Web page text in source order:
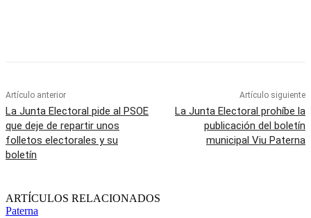
Artículo anterior
La Junta Electoral pide al PSOE
que deje de repartir unos
folletos electorales y su
boletín
Artículo siguiente
La Junta Electoral prohíbe la
publicación del boletín
municipal Viu Paterna
ARTÍCULOS RELACIONADOS
Paterna